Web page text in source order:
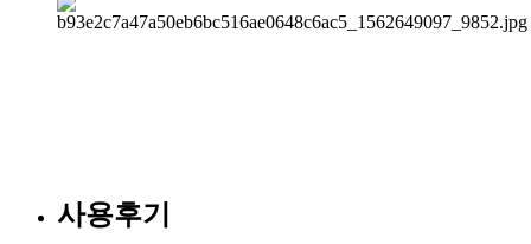
사용후기